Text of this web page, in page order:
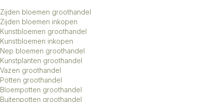
Zijden bloemen groothandel
Zijden bloemen inkopen
Kunstbloemen groothandel
Kunstbloemen inkopen
Nep bloemen groothandel
Kunstplanten groothandel
Vazen groothandel
Potten groothandel
Bloempotten groothandel
Buitenpotten groothandel